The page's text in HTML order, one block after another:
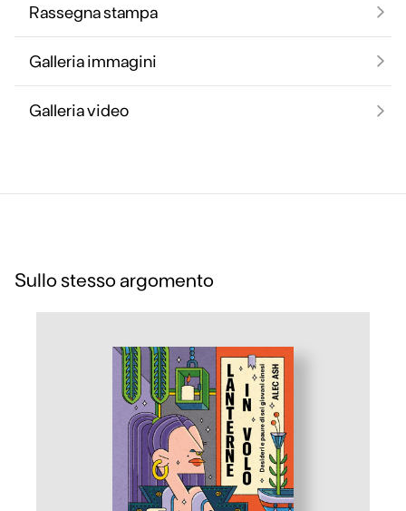
Rassegna stampa
Galleria immagini
Galleria video
Sullo stesso argomento